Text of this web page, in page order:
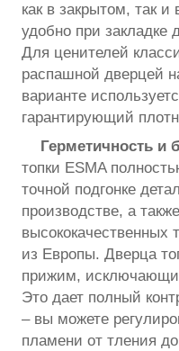
как в закрытом, так
удобно при закладке
Для ценителей
распашной дверцей
варианте
гарантирующий
Герметичность и
топки ESMA
точной подгонке
производстве, а
высококачественных
из Европы. Дверца
прижим,
Это дает полный
– вы можете
пламени от тления до